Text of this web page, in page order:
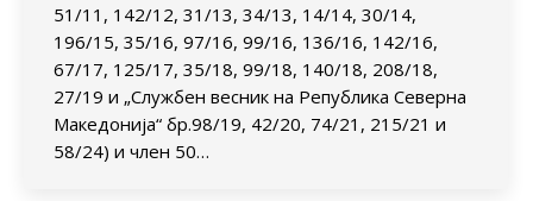
51/11, 142/12, 31/13, 34/13, 14/14, 30/14,
196/15, 35/16, 97/16, 99/16, 136/16, 142/16,
67/17, 125/17, 35/18, 99/18, 140/18, 208/18,
27/19 и „Службен весник на Република Северна
Македонија“ бр.98/19, 42/20, 74/21, 215/21 и
58/24) и член 50…